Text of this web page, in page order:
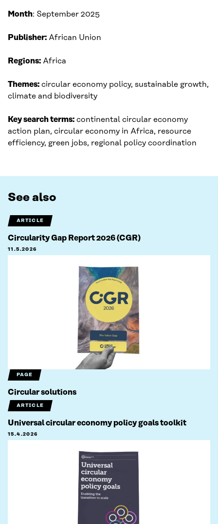
Month: September 2025​
Publisher: African Union
Regions: Africa
Themes: circular economy policy, sustainable growth,
climate and biodiversity
Key search terms: continental circular economy
action plan, circular economy in Africa, resource
efficiency, green jobs, regional policy coordination
See also
ARTICLE
Circularity Gap Report 2026 (CGR)
11.5.2026
PAGE
Circular solutions
ARTICLE
Universal circular economy policy goals toolkit
15.4.2026